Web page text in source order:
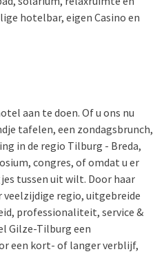
hotelbar, eigen Casino en
aan te doen. Of u ons nu
tafelen, een zondagsbrunch,
in de regio Tilburg - Breda,
congres, of omdat u er
tussen uit wilt. Door haar
regio, uitgebreide
professionaliteit, service &
Gilze-Tilburg een
een kort- of langer verblijf,